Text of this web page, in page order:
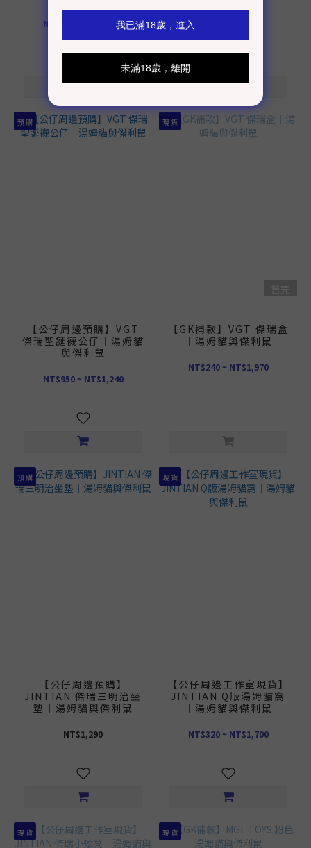
NT$400 ~ NT$1,000
預 購
【公仔周邊預購】VGT
傑瑞聖誕襪公仔｜湯姆貓
與傑利鼠
NT$950 ~ NT$1,240
現 貨
【GK補款】VGT 傑瑞盒
｜湯姆貓與傑利鼠
NT$240 ~ NT$1,970
預 購
【公仔周邊預購】
JINTIAN 傑瑞三明治坐
墊｜湯姆貓與傑利鼠
NT$1,290
現 貨
【公仔周邊工作室現貨】
JINTIAN Q版湯姆貓窩
｜湯姆貓與傑利鼠
NT$320 ~ NT$1,700
現 貨 現 貨